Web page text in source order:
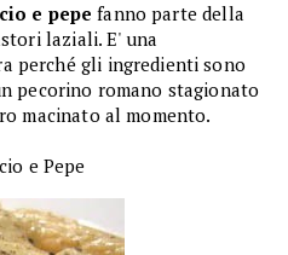
e pepe fanno parte della
laziali. E' una
perché gli ingredienti sono
pecorino romano stagionato
macinato al momento.
e Pepe